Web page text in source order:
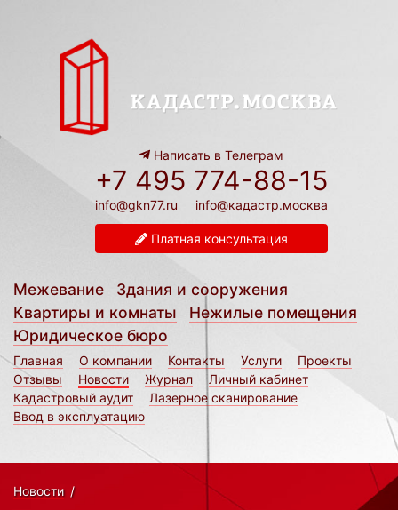
Написать в Телеграм
+7 495 774-88-15
info@gkn77.ru info@кадастр.москва
Платная консультация
Межевание
Здания и сооружения
Квартиры и комнаты
Нежилые помещения
Юридическое бюро
Главная О компании Контакты Услуги
Проекты
Отзывы
Новости Журнал
Личный кабинет
Кадастровый аудит
Лазерное сканирование
Ввод в эксплуатацию
Новости /